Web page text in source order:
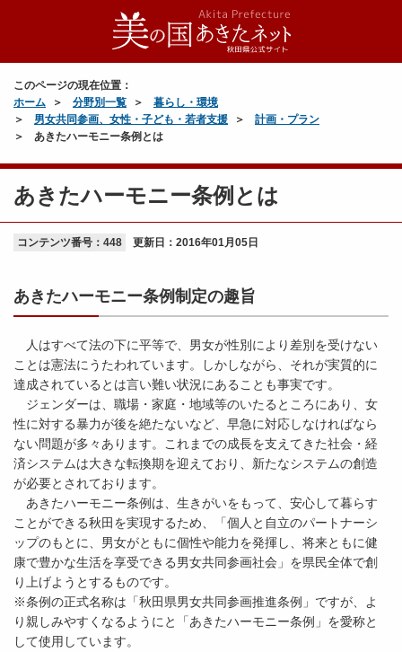
このページの現在位置：
ホーム
分野別一覧
暮らし・環境
男女共同参画、女性・子ども・若者支援
計画・プラン
あきたハーモニー条例とは
あきたハーモニー条例とは
コンテンツ番号：448 更新日： 2016年01月05日
あきたハーモニー条例制定の趣旨
人はすべて法の下に平等で、男女が性別により差別を受けない
ことは憲法にうたわれています。しかしながら、それが実質的に
達成されているとは言い難い状況にあることも事実です。
ジェンダーは、職場・家庭・地域等のいたるところにあり、女
性に対する暴力が後を絶たないなど、早急に対応しなければなら
ない問題が多々あります。これまでの成長を支えてきた社会・経
済システムは大きな転換期を迎えており、新たなシステムの創造
が必要とされております。
あきたハーモニー条例は、生きがいをもって、安心して暮らす
ことができる秋田を実現するため、「個人と自立のパートナーシ
ップのもとに、男女がともに個性や能力を発揮し、将来ともに健
康で豊かな生活を享受できる男女共同参画社会」を県民全体で創
り上げようとするものです。
※条例の正式名称は「秋田県男女共同参画推進条例」ですが、よ
り親しみやすくなるようにと「あきたハーモニー条例」を愛称と
して使用しています。